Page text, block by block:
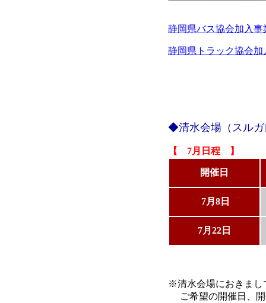
静岡県バス協会加入
静岡県トラック協会
◆清水会場（スルガ
【 7月日程 】
開催日
7月8日
7月22日
※清水会場におきまし
ご希望の開催日、開